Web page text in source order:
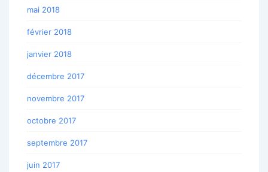
mai 2018
février 2018
janvier 2018
décembre 2017
novembre 2017
octobre 2017
septembre 2017
juin 2017